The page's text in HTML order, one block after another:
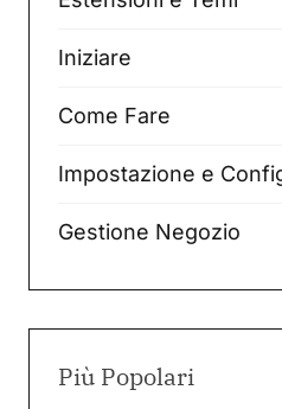
Iniziare
Come Fare
Impostazione e
Gestione Negozio
Più Popolari